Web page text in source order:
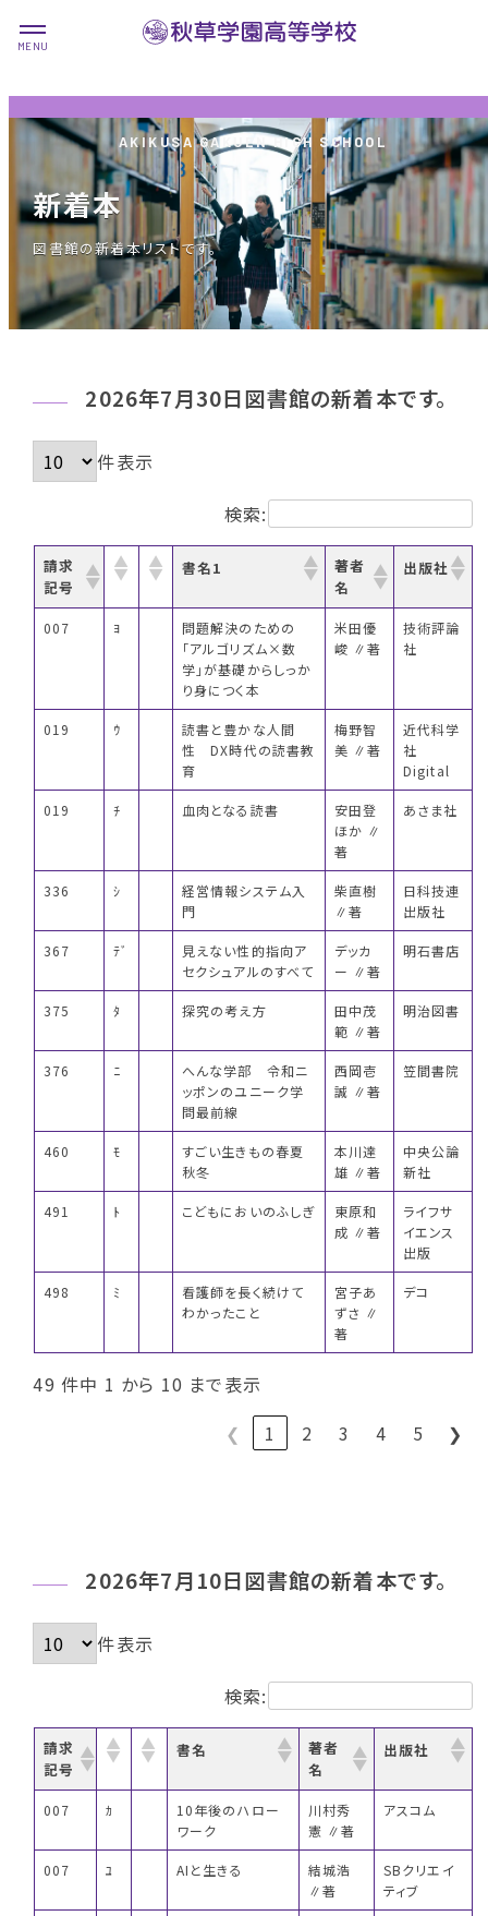
新着本
図書館の新着本リストです。
2026年7月30日図書館の新着本です。
件表示
検索:
請求
記号
書名1
著者
名
出版社
007 ﾖ
問題解決のための
「アルゴリズム×数
学」が基礎からしっか
り身につく本
米田優
峻 ∥著
技術評論
社
019 ｳ
読書と豊かな人間
性 DX時代の読書教
育
梅野智
美 ∥著
近代科学
社
Digital
019 ﾁ 血肉となる読書
安田登
ほか ∥
著
あさま社
336 ｼ
経営情報システム入
門
柴直樹
∥著
日科技連
出版社
367 ﾃﾞ
見えない性的指向ア
セクシュアルのすべて
デッカ
ー ∥著
明石書店
375 ﾀ 探究の考え方
田中茂
範 ∥著
明治図書
376 ﾆ
へんな学部 令和ニ
ッポンのユニーク学
問最前線
西岡壱
誠 ∥著
笠間書院
460 ﾓ
すごい生きもの春夏
秋冬
本川達
雄 ∥著
中央公論
新社
491 ﾄ こどもにおいのふしぎ
東原和
成 ∥著
ライフサ
イエンス
出版
498 ﾐ
看護師を長く続けて
わかったこと
宮子あ
ずさ ∥
著
デコ
49 件中 1 から 10 まで表示
❮
1 2 3 4 5 ❯
2026年7月10日図書館の新着本です。
件表示
検索:
請求
記号
書名
著者
名
出版社
007 ｶ
10年後のハロー
ワーク
川村秀
憲 ∥著
アスコム
007 ﾕ AIと生きる
結城浩
∥著
SBクリエイ
ティブ